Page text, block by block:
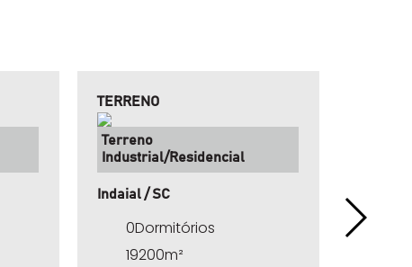
TERRENO
Terreno
Industrial/Residencial
Indaial / SC
0Dormitórios
19200m²